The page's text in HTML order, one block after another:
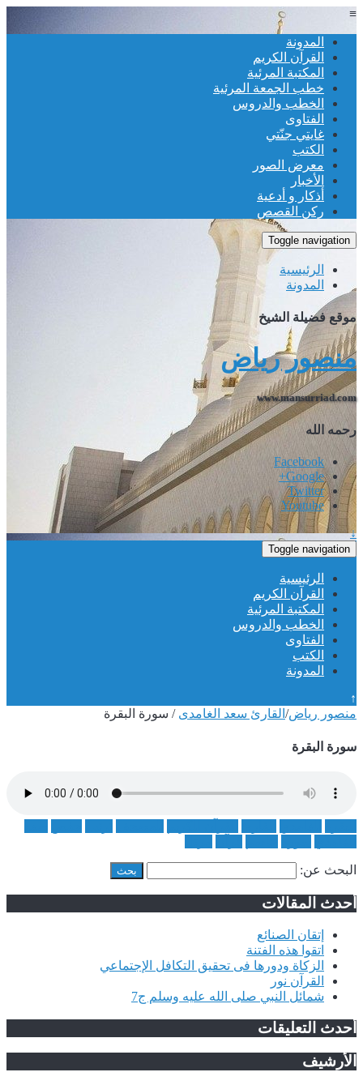
≡
المدونة
القرآن الكريم
المكتبة المرئية
خطب الجمعة المرئية
الخطب والدروس
الفتاوى
غايتي جنّتي
الكتب
معرض الصور
الأخبار
أذكار و أدعية
ركن القصص
Toggle navigation
الرئيسية
المدونة
موقع فضيلة الشيخ
منصور رياض
www.mansurriad.com
رحمه الله
Facebook
Google+
Twitter
Youtube
↓
Toggle navigation
الرئيسية
القرآن الكريم
المكتبة المرئية
الخطب والدروس
الفتاوى
الكتب
المدونة
↑
منصور رياض/ القارئ سعد الغامدى / سورة البقرة
سورة البقرة
البحث عن:
أحدث المقالات
إتقان الصنائع
اتقوا هذه الفتنة
الزكاة ودورها فى تحقيق التكافل الإجتماعي
القرآن نور
شمائل النبي صلى الله عليه وسلم ج7
أحدث التعليقات
الأرشيف